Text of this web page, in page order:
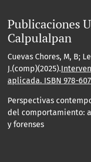
Publicaciones
Calpulalpan
Cuevas Chores, M, B;
J.(comp)(2025).
aplicada. ISBN 978-
Perspectivas
del comportamiento:
y forenses